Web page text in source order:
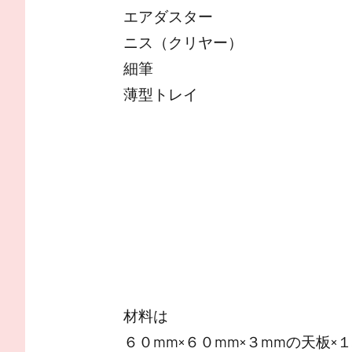
エアダスター
ニス（クリヤー）
細筆
薄型トレイ
材料は
６０mm×６０mm×３mmの天板×